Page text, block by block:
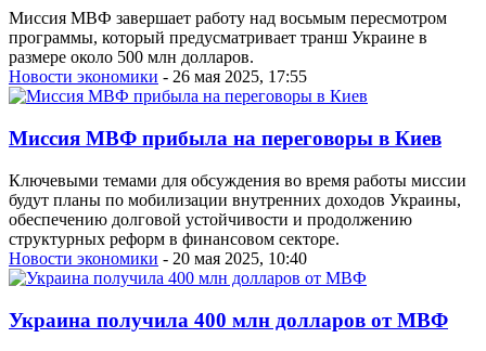
Миссия МВФ завершает работу над восьмым пересмотром
программы, который предусматривает транш Украине в
размере около 500 млн долларов.
Новости экономики - 26 мая 2025, 17:55
Миссия МВФ прибыла на переговоры в Киев
Ключевыми темами для обсуждения во время работы миссии
будут планы по мобилизации внутренних доходов Украины,
обеспечению долговой устойчивости и продолжению
структурных реформ в финансовом секторе.
Новости экономики - 20 мая 2025, 10:40
Украина получила 400 млн долларов от МВФ